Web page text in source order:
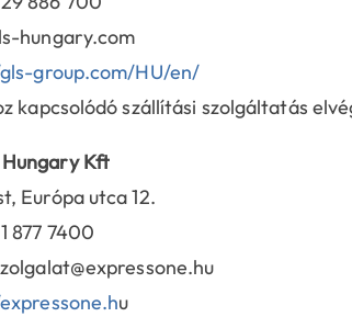
hungary.com
group.com/HU/en/
kapcsolódó szállítási szolgáltatás
Kft
Európa utca 12.
877 7400
u